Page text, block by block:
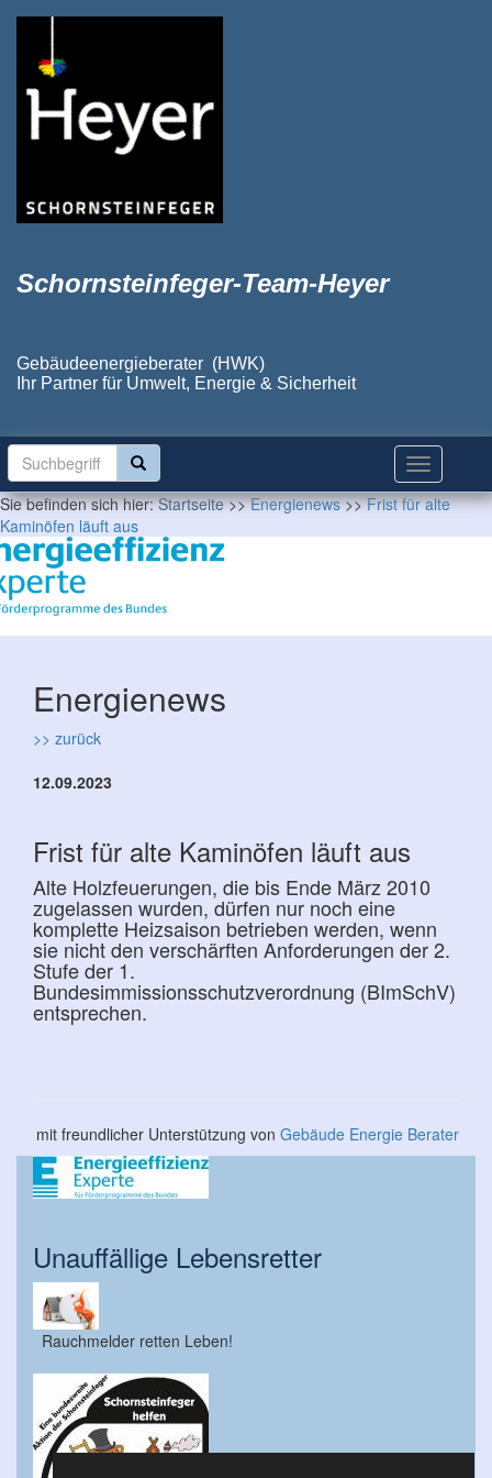
Schornsteinfeger-Team-Heyer
Gebäudeenergieberater (HWK)
Ihr Partner für Umwelt, Energie & Sicherheit
Sie befinden sich hier:Startseite>>Energienews>>Frist für alte
Kaminöfen läuft aus
Energienews
>> zurück
12.09.2023
Frist für alte Kaminöfen läuft aus
Alte Holzfeuerungen, die bis Ende März 2010
zugelassen wurden, dürfen nur noch eine
komplette Heizsaison betrieben werden, wenn
sie nicht den verschärften Anforderungen der 2.
Stufe der 1.
Bundesimmissionsschutzverordnung (BImSchV)
entsprechen.
mit freundlicher Unterstützung von Gebäude Energie Berater
Unauffällige Lebensretter
Rauchmelder retten Leben!